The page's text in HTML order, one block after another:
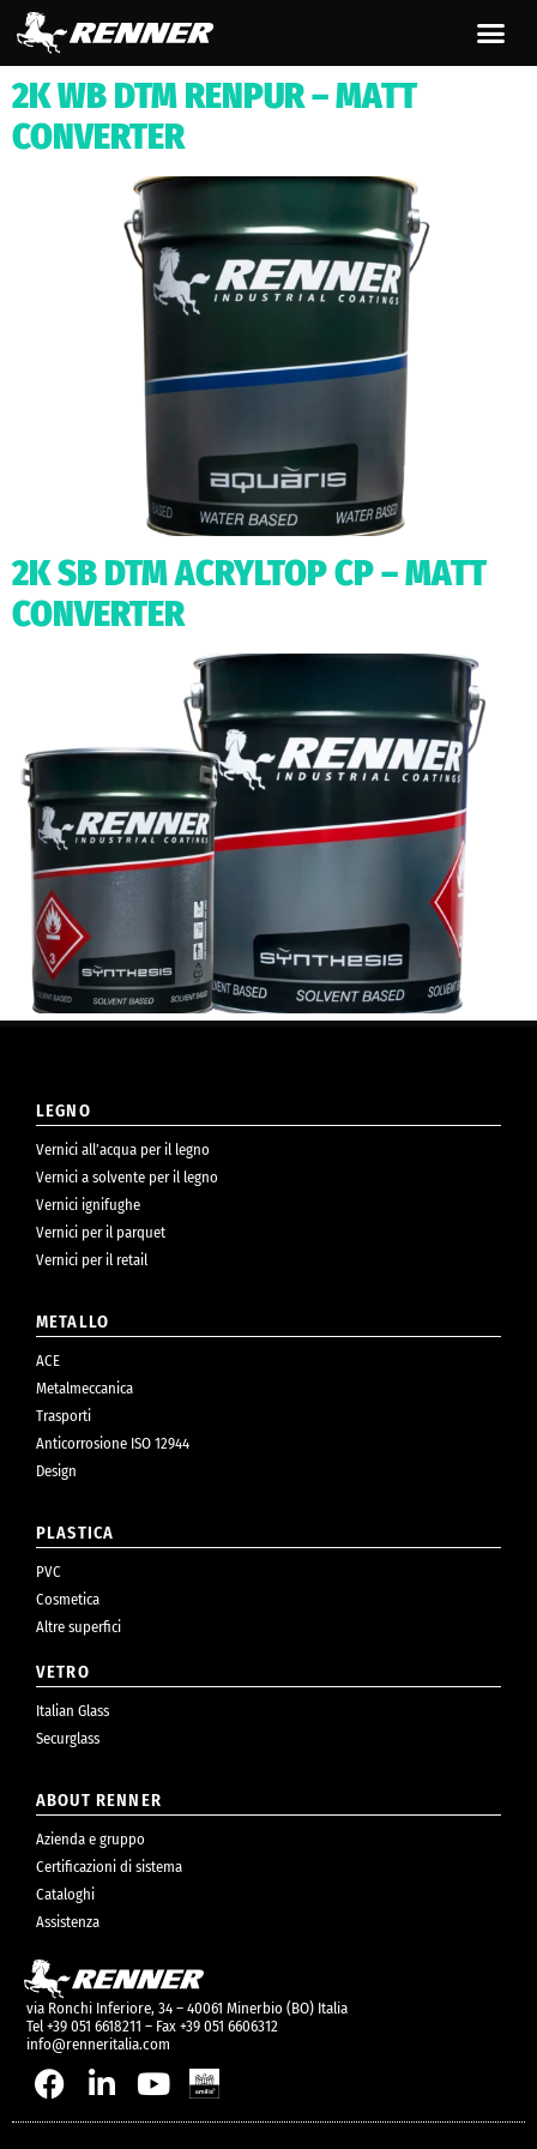
contenuto
2K WB DTM RENPUR – MATT
CONVERTER
2K SB DTM ACRYLTOP CP – MATT
CONVERTER
LEGNO
Vernici all’acqua per il legno
Vernici a solvente per il legno
Vernici ignifughe
Vernici per il parquet
Vernici per il retail
METALLO
ACE
Metalmeccanica
Trasporti
Anticorrosione ISO 12944
Design
PLASTICA
PVC
Cosmetica
Altre superfici
VETRO
Italian Glass
Securglass
ABOUT RENNER
Azienda e gruppo
Certificazioni di sistema
Cataloghi
Assistenza
via Ronchi Inferiore, 34 – 40061 Minerbio (BO) Italia
Tel +39 051 6618211 – Fax +39 051 6606312
info@renneritalia.com